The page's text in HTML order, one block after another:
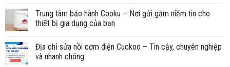
Trung tâm bảo hành Cooku – Nơi gửi gắm niềm tin cho
thiết bị gia dụng của bạn
Địa chỉ sửa nồi cơm điện Cuckoo – Tin cậy, chuyên nghiệp
và nhanh chóng